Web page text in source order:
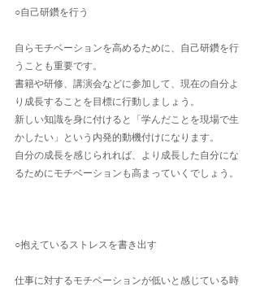
○自己研鑽を行う
自らモチベーションを高めるために、自己研鑽を行
うことも重要です。
書籍や研修、講演会などに参加して、現在の自分よ
り成長することを目標に行動しましょう。
新しい知識を身に付けると「学んだことを現場で生
かしたい」という内発的動機付けになります。
自分の成長を感じられれば、より成長した自分にな
るためにモチベーションも高まっていくでしょう。
○抱えているストレスを書き出す
仕事に対するモチベーションが低いと感じている時